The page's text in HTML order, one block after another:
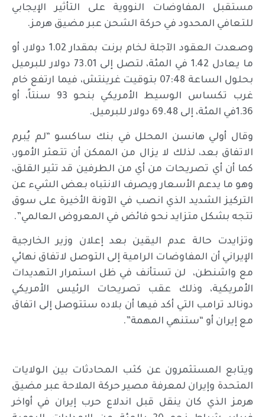
مستقبل المفاوضات النووية على التأثير الإيجابي
للتعافي المحدود في حركة الشحن عبر مضيق هرمز.
وصعدت العقود الآجلة لخام برنت بمقدار 1.02 دولار، أو
ما يعادل 1.42 في المئة، لتصل إلى 73.01 دولار للبرميل
بحلول الساعة 07:48 بتوقيت غرينتش، فيما ارتفع خام
غرب تكساس الوسيط الأمريكي بنحو 93 سنتاً، أو
1.36في المئة، إلى 69.48 دولار للبرميل.
وقال أولي هانسن المحلل في بنك ساكسو “لم يُبرم
الاتفاق بعد، لذلك لا يزال من الممكن أن تتعثر الأمور،
كما أن أي تصريحات من أي من الطرفين قد تثير القلق،
وهو ما يدعم الأسعار ويصرف الانتباه بعض الشيء عن
التركيز الشديد الذي انصب في الآونة الأخيرة على سوق
تتجه بشكل متزايد نحو فائض في المعروض العالمي”.
وتزايدت حالة عدم اليقين بعد إعلان وزير الخارجية
الإيراني أن المفاوضات الرامية إلى التوصل لاتفاق نهائي
مع واشنطن، لن تستأنف في ظل استمرار التهديدات
الأمريكية، وذلك عقب تصريحات الرئيس الأمريكي
دونالد ترامب التي أكد فيها أن بلاده ستتوصل إلى اتفاق
مع إيران أو “ستنهي المهمة”.
ويتابع المستثمرون عن كثب المحادثات بين الولايات
المتحدة وإيران لمعرفة مصير حركة الملاحة عبر مضيق
هرمز الذي كان ينقل قبل اندلاع حرب إيران في أواخر